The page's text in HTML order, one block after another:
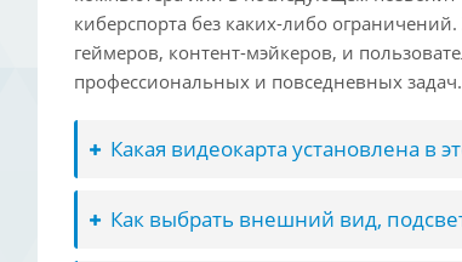
киберспорта без каких-либо
геймеров, контент-мэйкеров, и
профессиональных и повседневных задач.
Какая видеокарта установлена в
Как выбрать внешний вид,